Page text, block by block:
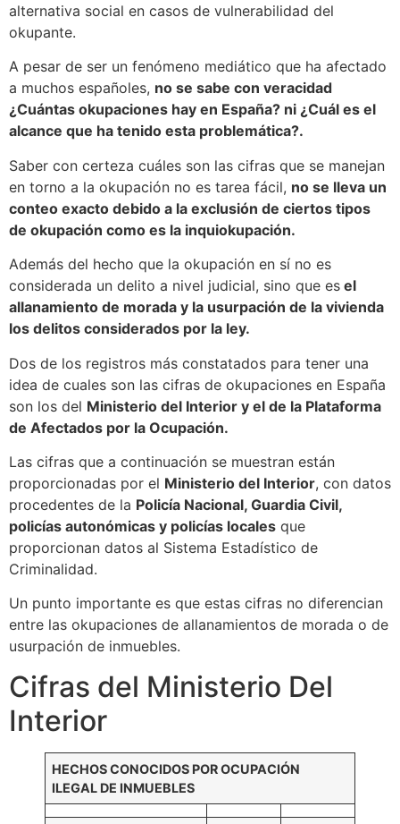
alternativa social en casos de vulnerabilidad del
okupante.
A pesar de ser un fenómeno mediático que ha afectado
a muchos españoles, no se sabe con veracidad
¿Cuántas okupaciones hay en España? ni ¿Cuál es el
alcance que ha tenido esta problemática?.
Saber con certeza cuáles son las cifras que se manejan
en torno a la okupación no es tarea fácil, no se lleva un
conteo exacto debido a la exclusión de ciertos tipos
de okupación como es la inquiokupación.
Además del hecho que la okupación en sí no es
considerada un delito a nivel judicial, sino que es el
allanamiento de morada y la usurpación de la vivienda
los delitos considerados por la ley.
Dos de los registros más constatados para tener una
idea de cuales son las cifras de okupaciones en España
son los del Ministerio del Interior y el de la Plataforma
de Afectados por la Ocupación.
Las cifras que a continuación se muestran están
proporcionadas por el Ministerio del Interior, con datos
procedentes de la Policía Nacional, Guardia Civil,
policías autonómicas y policías locales que
proporcionan datos al Sistema Estadístico de
Criminalidad.
Un punto importante es que estas cifras no diferencian
entre las okupaciones de allanamientos de morada o de
usurpación de inmuebles.
Cifras del Ministerio Del
Interior
HECHOS CONOCIDOS POR OCUPACIÓN
ILEGAL DE INMUEBLES